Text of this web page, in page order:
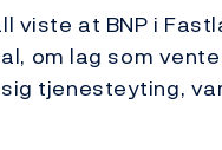
viste at BNP i
om lag som
tjenesteyting,